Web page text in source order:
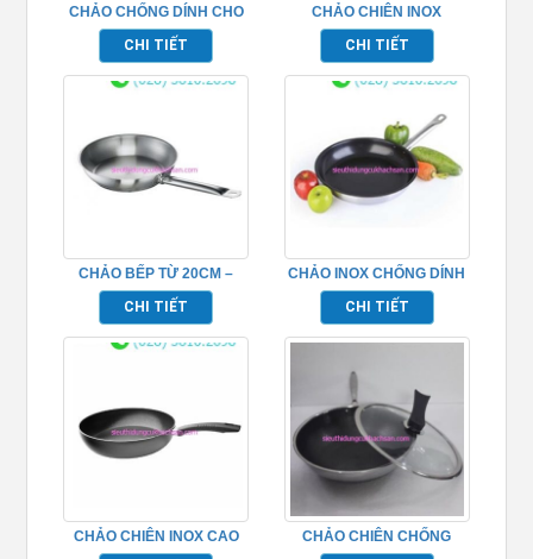
CHẢO CHỐNG DÍNH CHO
BẾP TỪ 20CM – TP696219
CHI TIẾT
CHẢO CHIÊN INOX
CHỐNG DÍNH 2 ĐÁY
TP696227
CHI TIẾT
CHẢO BẾP TỪ 20CM –
TP696209
CHI TIẾT
CHẢO INOX CHỐNG DÍNH
DÙNG CHO BẾP TỪ –
TP696222
CHI TIẾT
CHẢO CHIÊN INOX CAO
CẤP TP696228
CHẢO CHIÊN CHỐNG
DÍNH CAO CẤP